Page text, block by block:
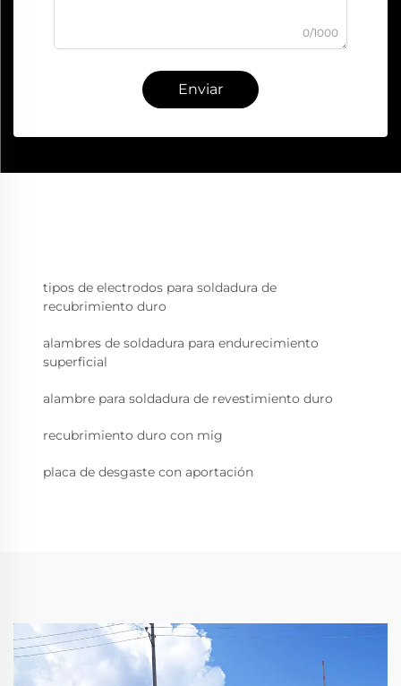
0/1000
Enviar
tipos de electrodos para soldadura de
recubrimiento duro
alambres de soldadura para endurecimiento
superficial
alambre para soldadura de revestimiento duro
recubrimiento duro con mig
placa de desgaste con aportación